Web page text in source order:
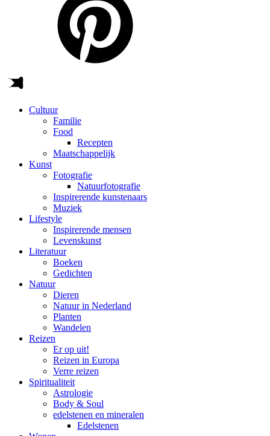
Cultuur
Familie
Food
Recepten
Maatschappelijk
Kunst
Fotografie
Natuurfotografie
Inspirerende kunstenaars
Muziek
Lifestyle
Inspirerende mensen
Levenskunst
Literatuur
Boeken
Gedichten
Natuur
Dieren
Natuur in Nederland
Planten
Wandelen
Reizen
Er op uit!
Reizen in Europa
Verre reizen
Spiritualiteit
Astrologie
Body & Soul
edelstenen en mineralen
Edelstenen